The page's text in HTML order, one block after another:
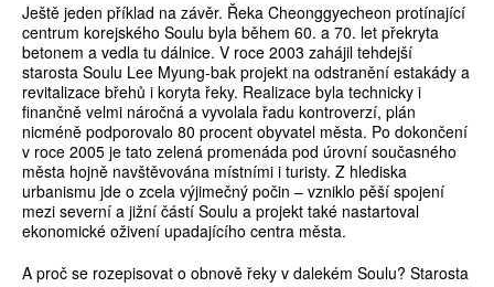
Ještě jeden příklad na závěr. Řeka Cheonggyecheon protínající
centrum korejského Soulu byla během 60. a 70. let překryta
betonem a vedla tu dálnice. V roce 2003 zahájil tehdejší
starosta Soulu Lee Myung-bak projekt na odstranění estakády a
revitalizace břehů i koryta řeky. Realizace byla technicky i
finančně velmi náročná a vyvolala řadu kontroverzí, plán
nicméně podporovalo 80 procent obyvatel města. Po dokončení
v roce 2005 je tato zelená promenáda pod úrovní současného
města hojně navštěvována místními i turisty. Z hlediska
urbanismu jde o zcela výjimečný počin – vzniklo pěší spojení
mezi severní a jižní částí Soulu a projekt také nastartoval
ekonomické oživení upadajícího centra města.
A proč se rozepisovat o obnově řeky v dalekém Soulu? Starosta